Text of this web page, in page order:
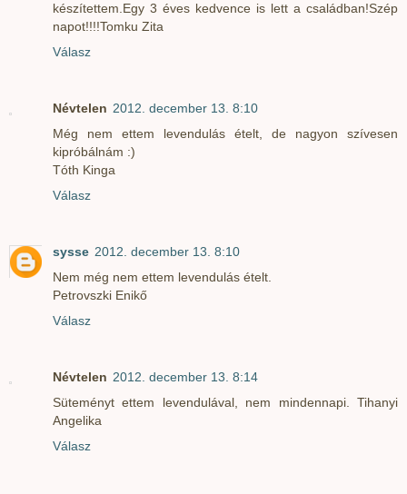
készítettem.Egy 3 éves kedvence is lett a családban!Szép
napot!!!!Tomku Zita
Válasz
Névtelen 2012. december 13. 8:10
Még nem ettem levendulás ételt, de nagyon szívesen
kipróbálnám :)
Tóth Kinga
Válasz
sysse 2012. december 13. 8:10
Nem még nem ettem levendulás ételt.
Petrovszki Enikő
Válasz
Névtelen 2012. december 13. 8:14
Süteményt ettem levendulával, nem mindennapi. Tihanyi
Angelika
Válasz